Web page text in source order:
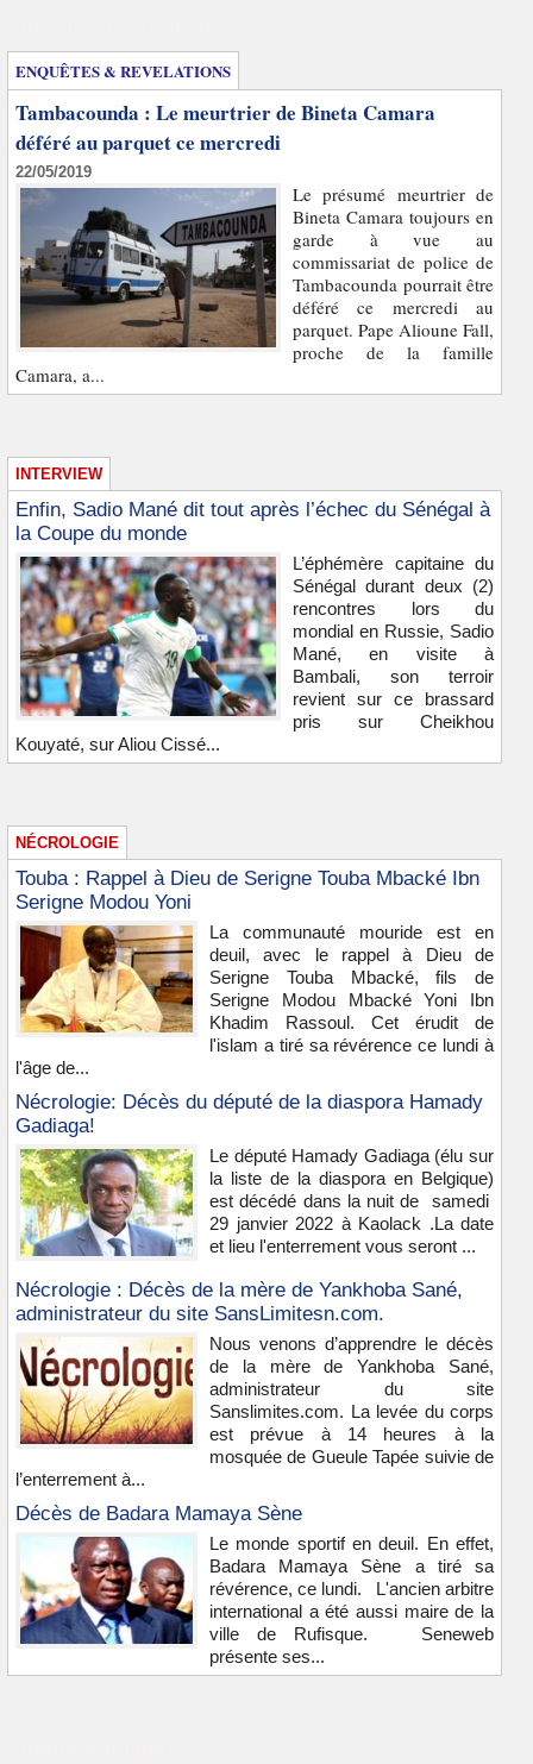
ENQUÊTES & REVELATIONS
Tambacounda : Le meurtrier de Bineta Camara
déféré au parquet ce mercredi
22/05/2019
Le présumé meurtrier de
Bineta Camara toujours en
garde à vue au
commissariat de police de
Tambacounda pourrait être
déféré ce mercredi au
parquet. Pape Alioune Fall,
proche de la famille
Camara, a...
INTERVIEW
Enfin, Sadio Mané dit tout après l’échec du Sénégal à
la Coupe du monde
L’éphémère capitaine du
Sénégal durant deux (2)
rencontres lors du
mondial en Russie, Sadio
Mané, en visite à
Bambali, son terroir
revient sur ce brassard
pris sur Cheikhou
Kouyaté, sur Aliou Cissé...
NÉCROLOGIE
Touba : Rappel à Dieu de Serigne Touba Mbacké Ibn
Serigne Modou Yoni
La communauté mouride est en
deuil, avec le rappel à Dieu de
Serigne Touba Mbacké, fils de
Serigne Modou Mbacké Yoni Ibn
Khadim Rassoul. Cet érudit de
l'islam a tiré sa révérence ce lundi à
l'âge de...
Nécrologie: Décès du député de la diaspora Hamady
Gadiaga!
Le député Hamady Gadiaga (élu sur
la liste de la diaspora en Belgique)
est décédé dans la nuit de samedi
29 janvier 2022 à Kaolack .La date
et lieu l'enterrement vous seront ...
Nécrologie : Décès de la mère de Yankhoba Sané,
administrateur du site SansLimitesn.com.
Nous venons d’apprendre le décès
de la mère de Yankhoba Sané,
administrateur du site
Sanslimites.com. La levée du corps
est prévue à 14 heures à la
mosquée de Gueule Tapée suivie de
l’enterrement à...
Décès de Badara Mamaya Sène
Le monde sportif en deuil. En effet,
Badara Mamaya Sène a tiré sa
révérence, ce lundi. L'ancien arbitre
international a été aussi maire de la
ville de Rufisque. Seneweb
présente ses...